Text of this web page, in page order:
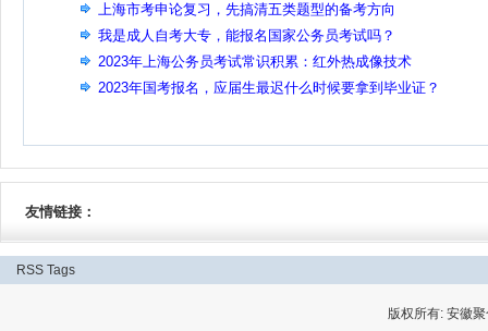
上海市考申论复习，先搞清五类题型的备考方向
我是成人自考大专，能报名国家公务员考试吗？
2023年上海公务员考试常识积累：红外热成像技术
2023年国考报名，应届生最迟什么时候要拿到毕业证？
友情链接：
RSS Tags
版权所有: 安徽